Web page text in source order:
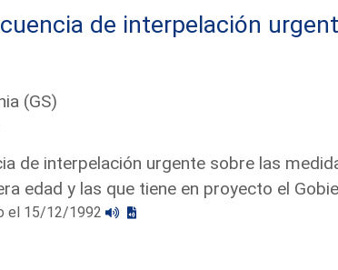
de interpelación
(GS)
de interpelación urgente sobre las
edad y las que tiene en proyecto el
el 15/12/1992